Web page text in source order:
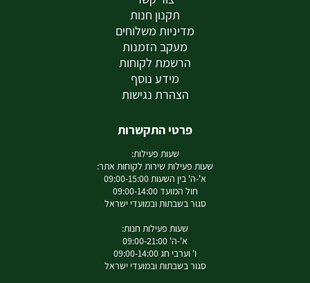
תקנון חנות
מדיניות משלוחים
מעקב הזמנות
הרשמת לקוחות
מידע נוסף
הצהרת נגישות
פרטי התקשרות
שעות פעילות:
שעות פעילות שירות לקוחות אתר:
א'-ה' בין השעות 09:00-15:00
חול המועד 09:00-14:00
סגור בשבתות ובמועדי ישראל
שעות פעילות חנות:
א'-ה' 09:00-21:00
ו' וערבי חג 09:00-14:00
סגור בשבתות ובמועדי ישראל